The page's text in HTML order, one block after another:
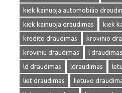
kiek kainuoja automobilio
kiek kainuoja draudimas
kiek
kredito draudimas
krovinio
kroviniu draudimas
l draudimas
ld draudimas
ldraudimas
liet draudimas
lietuvo